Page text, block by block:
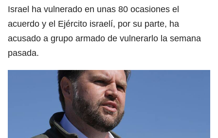
Israel ha vulnerado en unas 80 ocasiones el
acuerdo y el Ejército israelí, por su parte, ha
acusado a grupo armado de vulnerarlo la semana
pasada.